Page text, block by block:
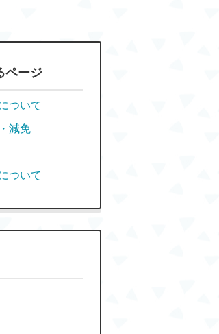
ページ
ついて
減免
ついて